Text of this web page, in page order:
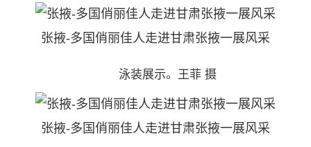
张掖-多国俏丽佳人走进甘肃张掖一展风采
泳装展示。王菲 摄
张掖-多国俏丽佳人走进甘肃张掖一展风采